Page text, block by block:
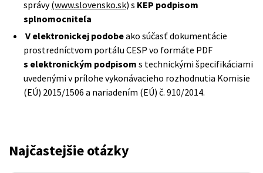
správy(www.slovensko.sk) s KEP podpisom
splnomocniteľa
V elektronickej podobeako súčasť dokumentácie
prostredníctvom portálu CESP vo formáte PDF
s elektronickým podpisom s technickými špecifikáciami
uvedenými v prílohe vykonávacieho rozhodnutia Komisie
(EÚ) 2015/1506 a nariadením (EÚ) č. 910/2014.
Najčastejšie otázky